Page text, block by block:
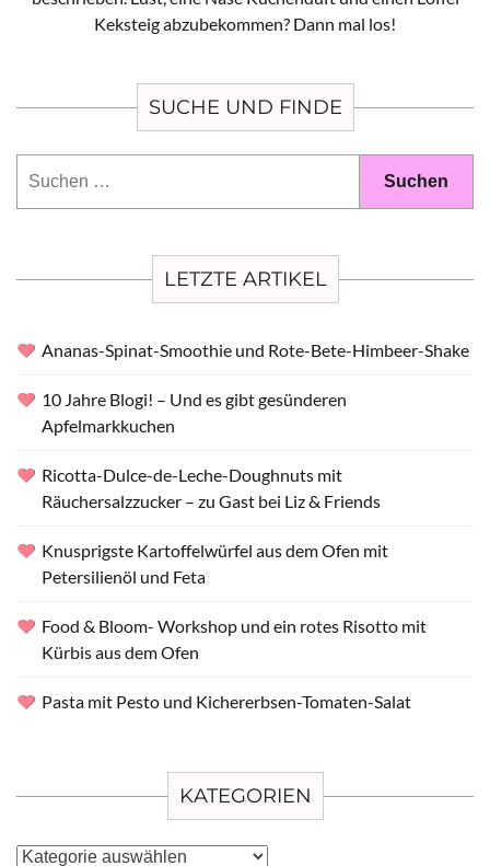
Keksteig abzubekommen? Dann mal los!
SUCHE UND FINDE
LETZTE ARTIKEL
Ananas-Spinat-Smoothie und Rote-Bete-Himbeer-Shake
10 Jahre Blogi! – Und es gibt gesünderen
Apfelmarkkuchen
Ricotta-Dulce-de-Leche-Doughnuts mit
Räuchersalzzucker – zu Gast bei Liz & Friends
Knusprigste Kartoffelwürfel aus dem Ofen mit
Petersilienöl und Feta
Food & Bloom- Workshop und ein rotes Risotto mit
Kürbis aus dem Ofen
Pasta mit Pesto und Kichererbsen-Tomaten-Salat
KATEGORIEN
Kategorien